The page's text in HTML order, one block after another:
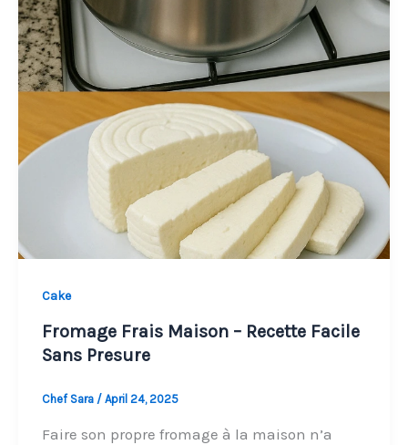
Cake
Fromage Frais Maison – Recette Facile
Sans Presure
Chef Sara / April 24, 2025
Faire son propre fromage à la maison n’a